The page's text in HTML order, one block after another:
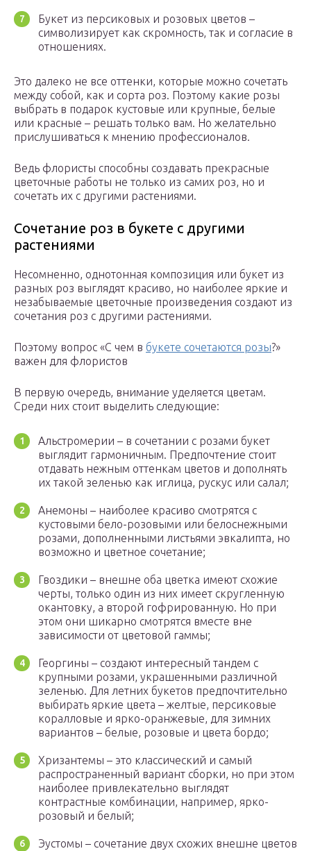
Букет из персиковых и розовых цветов –
символизирует как скромность, так и согласие в
отношениях.
Это далеко не все оттенки, которые можно сочетать
между собой, как и сорта роз. Поэтому какие розы
выбрать в подарок кустовые или крупные, белые
или красные – решать только вам. Но желательно
прислушиваться к мнению профессионалов.
Ведь флористы способны создавать прекрасные
цветочные работы не только из самих роз, но и
сочетать их с другими растениями.
Сочетание роз в букете с другими
растениями
Несомненно, однотонная композиция или букет из
разных роз выглядят красиво, но наиболее яркие и
незабываемые цветочные произведения создают из
сочетания роз с другими растениями.
Поэтому вопрос «С чем в букете сочетаются розы?»
важен для флористов
В первую очередь, внимание уделяется цветам.
Среди них стоит выделить следующие:
Альстромерии – в сочетании с розами букет
выглядит гармоничным. Предпочтение стоит
отдавать нежным оттенкам цветов и дополнять
их такой зеленью как иглица, рускус или салал;
Анемоны – наиболее красиво смотрятся с
кустовыми бело-розовыми или белоснежными
розами, дополненными листьями эвкалипта, но
возможно и цветное сочетание;
Гвоздики – внешне оба цветка имеют схожие
черты, только один из них имеет скругленную
окантовку, а второй гофрированную. Но при
этом они шикарно смотрятся вместе вне
зависимости от цветовой гаммы;
Георгины – создают интересный тандем с
крупными розами, украшенными различной
зеленью. Для летних букетов предпочтительно
выбирать яркие цвета – желтые, персиковые
коралловые и ярко-оранжевые, для зимних
вариантов – белые, розовые и цвета бордо;
Хризантемы – это классический и самый
распространенный вариант сборки, но при этом
наиболее привлекательно выглядят
контрастные комбинации, например, ярко-
розовый и белый;
Эустомы – сочетание двух схожих внешне цветов